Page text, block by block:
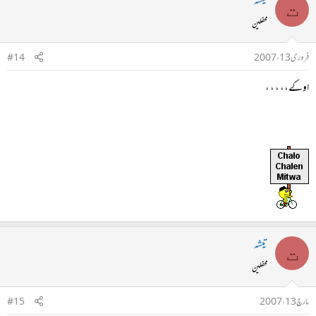
ت
محفلین
فروری 13، 2007
#14
اوکے،، ، ، ،
ت تیشہ
محفلین
مارچ 13، 2007
#15